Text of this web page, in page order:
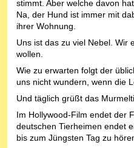
stimmt. Aber welche davon
Na, der Hund ist immer mit
ihrer Wohnung.
Uns ist das zu viel Nebel. Wir
wollen.
Wie zu erwarten folgt der
uns nicht wundern, wenn die
Und täglich grüßt das
Im Hollywood-Film endet der
deutschen Tierheimen endet
bis zum Jüngsten Tag zu